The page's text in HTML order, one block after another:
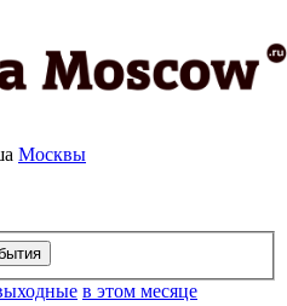
Москвы
в этом месяце